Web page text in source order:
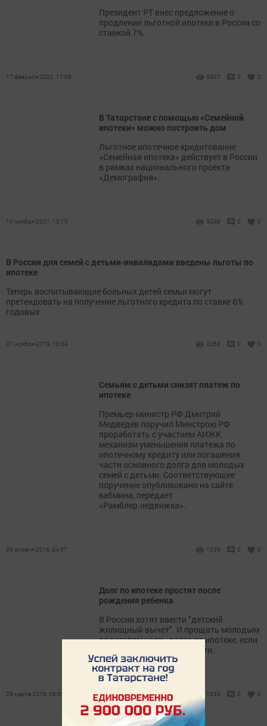
Президент РТ внес предложение о
продлении льготной ипотеки в России со
ставкой 7%.
17 февраля 2022, 11:09 3347 0 0
В Татарстане с помощью «Семейной
ипотеки» можно построить дом
Льготное ипотечное кредитование
«Семейная ипотека» действует в России
в рамках национального проекта
«Демография».
10 ноября 2021, 13:10 3248 0 0
В России для семей с детьми-инвалидами введены льготы по
ипотеке
Теперь воспитывающие больных детей семьи могут
претендовать на получение льготного кредита по ставке 6%
годовых.
27 ноября 2019, 16:04 2063 0 0
Семьям с детьми снизят платеж по
ипотеке
Премьер-министр РФ Дмитрий
Медведев поручил Минстрою РФ
проработать с участием АИЖК
механизм уменьшения платежа по
ипотечному кредиту или погашения
части основного долга для молодых
семей с детьми. Соответствующее
поручение опубликовано на сайте
кабмина, передает
«Рамблер.недвижка».
06 апреля 2016, 04:57 1239 0 0
Долг по ипотеке простят после
рождения ребенка
В России хотят ввести "детский
жилищный вычет". И прощать молодым
родителям часть долга по ипотеке, если
в их семьях рождаются дети.
28 марта 2016, 06:55 1333 0 0